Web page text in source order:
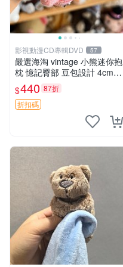
影視動漫CD專輯DVD 57
嚴選海淘 vintage 小熊迷你抱
枕 憶記臀部 豆包設計 4cm
高 推薦收藏 迷你豆包小熊、
高臀部、豆袋抱枕
$440 87折
折扣碼